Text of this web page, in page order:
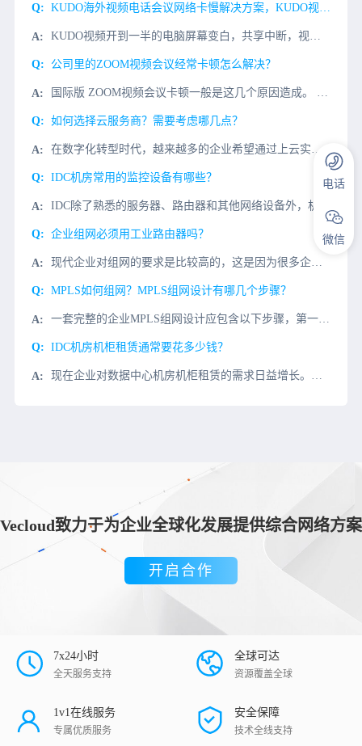
KUDO海外视频电话会议网络卡慢解决方案，KUDO视频专线
公司里的ZOOM视频会议经常卡顿怎么解决？
如何选择云服务商？需要考虑哪几点？
IDC机房常用的监控设备有哪些？
企业组网必须用工业路由器吗？
现代企业对组网的要求是比较高的，这是因为很多企业的规模都是比较大的，在多个地方都设立了分支机构，这就使得总部、分支机构之间也存在着相互访问的情况。那么在实际进行组网时，使用工业路由器能不能够满足组网的
MPLS如何组网？MPLS组网设计有哪几个步骤？
一套完整的企业MPLS组网设计应包含以下步骤，第一步：地址规划，第二步：IGP路由规划，第三步：BGP设计规划，第四步：后期网络维护。1、地址规划物理地址：网络设备和网络设备间互联的地址，以/30为主
IDC机房机柜租赁通常要花多少钱？
Vecloud致力于为企业全球化发展提供综合网络方案
开启合作
7x24小时
全天服务支持
全球可达
资源覆盖全球
1v1在线服务
专属优质服务
安全保障
技术全线支持
电话
微信